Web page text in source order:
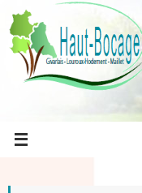
Passer
au
contenu